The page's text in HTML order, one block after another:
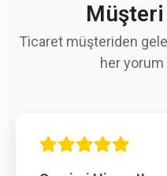
Müşteri
Ticaret müşteriden
her yorum